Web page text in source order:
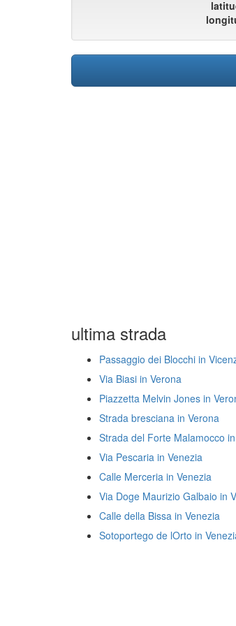
ultima strada
Passaggio dei Blocchi in
Via Biasi in Verona
Piazzetta Melvin Jones in
Strada bresciana in Verona
Strada del Forte Malamocco
Via Pescaria in Venezia
Calle Merceria in Venezia
Via Doge Maurizio Galbaio in
Calle della Bissa in Venezia
Sotoportego de lOrto in